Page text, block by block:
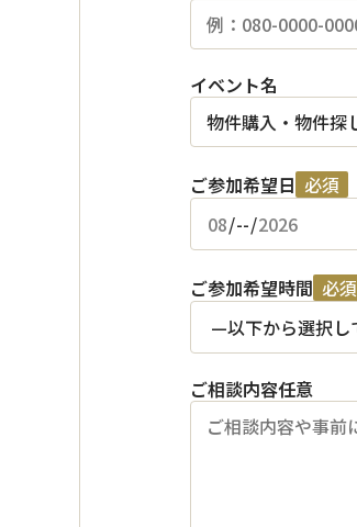
イベント名
ご参加希望日 必須
ご参加希望時間 必須
ご相談内容任意